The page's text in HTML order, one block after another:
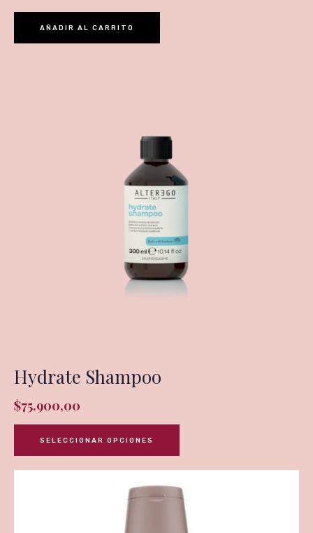
AÑADIR AL CARRITO
Hydrate Shampoo
$75.900,00
SELECCIONAR OPCIONES